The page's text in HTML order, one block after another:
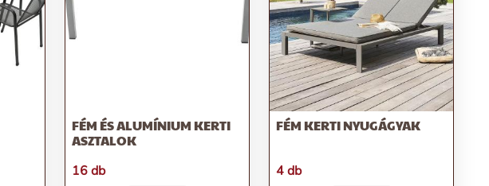
FÉM ÉS ALUMÍNIUM KERTI
ASZTALOK
16 db
FÉM KERTI NYUGÁGYAK
4 db